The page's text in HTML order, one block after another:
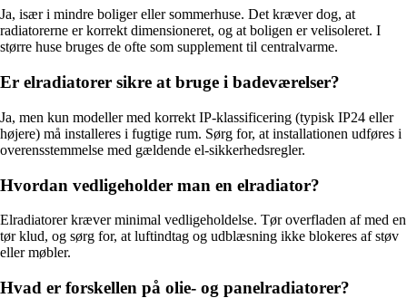
Ja, især i mindre boliger eller sommerhuse. Det kræver dog, at
radiatorerne er korrekt dimensioneret, og at boligen er velisoleret. I
større huse bruges de ofte som supplement til centralvarme.
Er elradiatorer sikre at bruge i badeværelser?
Ja, men kun modeller med korrekt IP-klassificering (typisk IP24 eller
højere) må installeres i fugtige rum. Sørg for, at installationen udføres i
overensstemmelse med gældende el-sikkerhedsregler.
Hvordan vedligeholder man en elradiator?
Elradiatorer kræver minimal vedligeholdelse. Tør overfladen af med en
tør klud, og sørg for, at luftindtag og udblæsning ikke blokeres af støv
eller møbler.
Hvad er forskellen på olie- og panelradiatorer?